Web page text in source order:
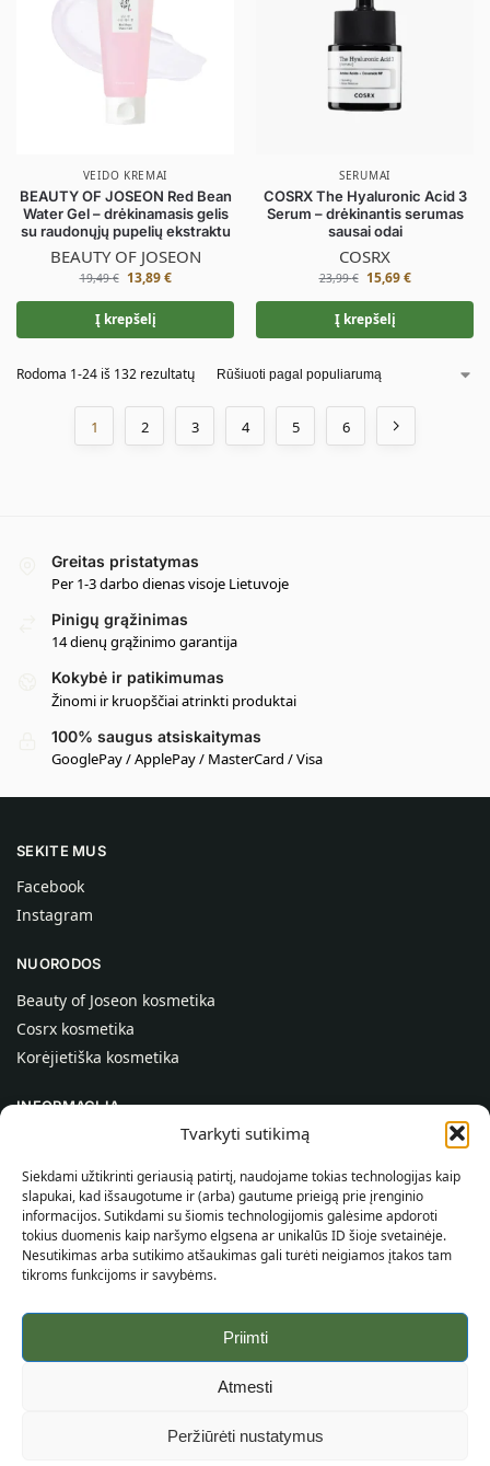
Tvarkyti sutikimą
Siekdami užtikrinti geriausią patirtį, naudojame tokias technologijas kaip
slapukai, kad išsaugotume ir (arba) gautume prieigą prie įrenginio
informacijos. Sutikdami su šiomis technologijomis galėsime apdoroti
tokius duomenis kaip naršymo elgsena ar unikalūs ID šioje svetainėje.
Nesutikimas arba sutikimo atšaukimas gali turėti neigiamos įtakos tam
tikroms funkcijoms ir savybėms.
Priimti
Atmesti
Peržiūrėti nustatymus
VEIDO KREMAI
BEAUTY OF JOSEON Red Bean
Water Gel – drėkinamasis gelis
su raudonųjų pupelių ekstraktu
BEAUTY OF JOSEON
19,49€ 13,89€
Į krepšelį
SERUMAI
COSRX The Hyaluronic Acid 3
Serum – drėkinantis serumas
sausai odai
COSRX
23,99€ 15,69€
Į krepšelį
Rodoma 1-24 iš 132 rezultatų
1 2 3 4 5 6
Greitas pristatymas
Per 1-3 darbo dienas visoje Lietuvoje
Pinigų grąžinimas
14 dienų grąžinimo garantija
Kokybė ir patikimumas
Žinomi ir kruopščiai atrinkti produktai
100% saugus atsiskaitymas
GooglePay / ApplePay / MasterCard / Visa
SEKITE MUS
Facebook
Instagram
NUORODOS
Beauty of Joseon kosmetika
Cosrx kosmetika
Korėjietiška kosmetika
INFORMACIJA
Kontaktai
Pagalba
INFORMACIJA PIRKĖJUI
Pristatymo sąlygos
Taisyklės ir sąlygos
Svetainės žemėlapis